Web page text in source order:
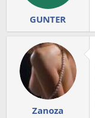
GUNTER
Zanoza